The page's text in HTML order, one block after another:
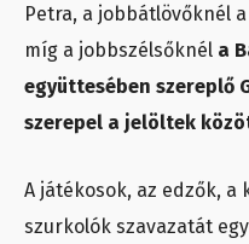
Petra, a jobbátlövőknél
míg a jobbszélsőknél a
együttesében szereplő
szerepel a jelöltek
A játékosok, az edzők, a
szurkolók szavazatát